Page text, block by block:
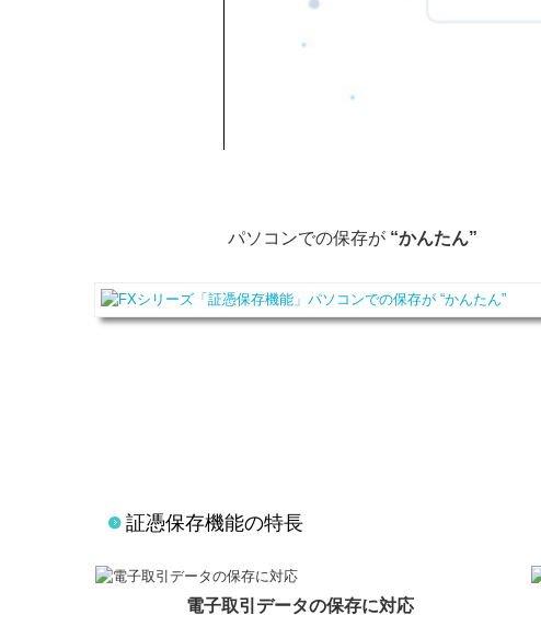
パソコンでの保存が “かんたん”
証憑保存機能の特長
電子取引データの保存に対応